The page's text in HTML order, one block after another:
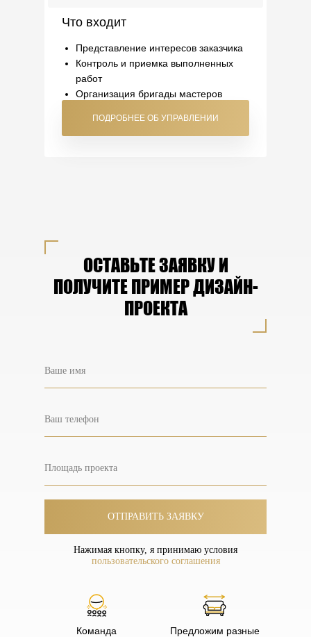
Что входит
Представление интересов заказчика
Контроль и приемка выполненных
работ
Организация бригады мастеров
ПОДРОБНЕЕ ОБ УПРАВЛЕНИИ
ОСТАВЬТЕ ЗАЯВКУ И
ПОЛУЧИТЕ ПРИМЕР ДИЗАЙН-
ПРОЕКТА
ОТПРАВИТЬ ЗАЯВКУ
Нажимая кнопку, я принимаю условия
пользовательского соглашения
Команда
Предложим разные